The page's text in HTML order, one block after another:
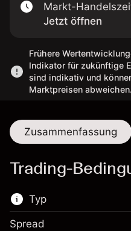
Markt-
Jetzt öffnen
Frühere
Indikator für zukünftige
sind indikativ und
Marktpreisen abweichen.
Zusammenfassung
Trading-
Typ
Spread